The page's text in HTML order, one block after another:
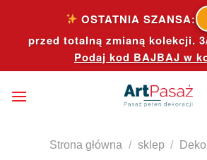
content
OSTATNIA SZANSA:
przed totalną zmianą kolekcji.
Podaj kod BAJBAJ w
Strona główna / sklep /